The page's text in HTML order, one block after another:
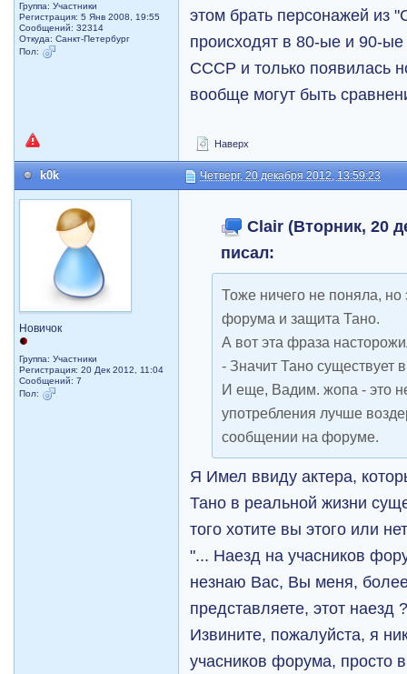
Группа: Участники
Регистрация: 5 Янв 2008, 19:55
Сообщений: 32314
Откуда: Санкт-Петербург
Пол:
этом брать персонажей из
происходят в 80-ые и 90-
СССР и только появилась
вообще могут быть
Наверх
k0k Четверг, 20 декабря 2012, 13:59:23
Новичок
Группа: Участники
Регистрация: 20 Дек 2012, 11:04
Сообщений: 7
Пол:
Clair (Вторник, 20
писал:
Тоже ничего не поняла, но
форума и защита Тано.
А вот эта фраза
- Значит Тано существует
И еще, Вадим. жопа - это
употребления лучше
сообщении на форуме.
Я Имел ввиду актера,
Тано в реальной жизни
того хотите вы этого или
"... Наезд на учасников
незнаю Вас, Вы меня,
представляете, этот наезд
Извините, пожалуйста, я
учасников форума, просто